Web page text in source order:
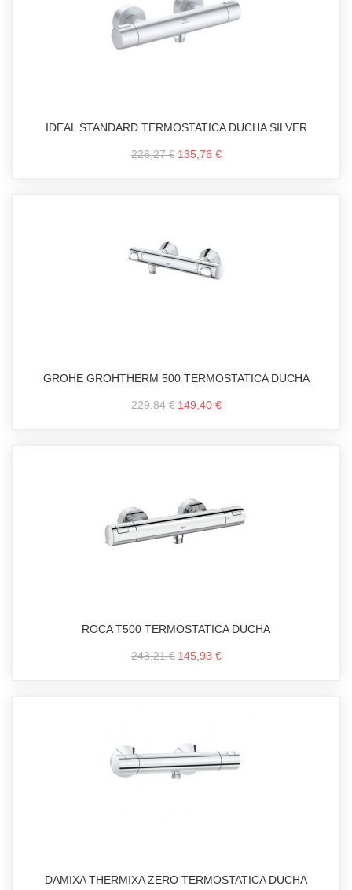
IDEAL STANDARD TERMOSTATICA DUCHA SILVER
226,27 € 135,76 €
GROHE GROHTHERM 500 TERMOSTATICA DUCHA
229,84 € 149,40 €
ROCA T500 TERMOSTATICA DUCHA
243,21 € 145,93 €
DAMIXA THERMIXA ZERO TERMOSTATICA DUCHA